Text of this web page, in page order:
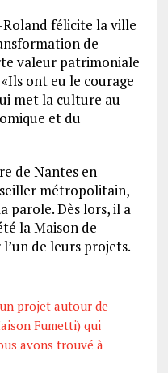
félicite la ville
de
valeur patrimoniale
ont eu le courage
met la culture au
et du
de Nantes en
métropolitain,
parole. Dès lors, il a
la Maison de
de leurs projets.
projet autour de
Fumetti) qui
avons trouvé à